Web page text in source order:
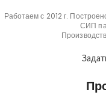
Работаем с 2012 г.
СИП